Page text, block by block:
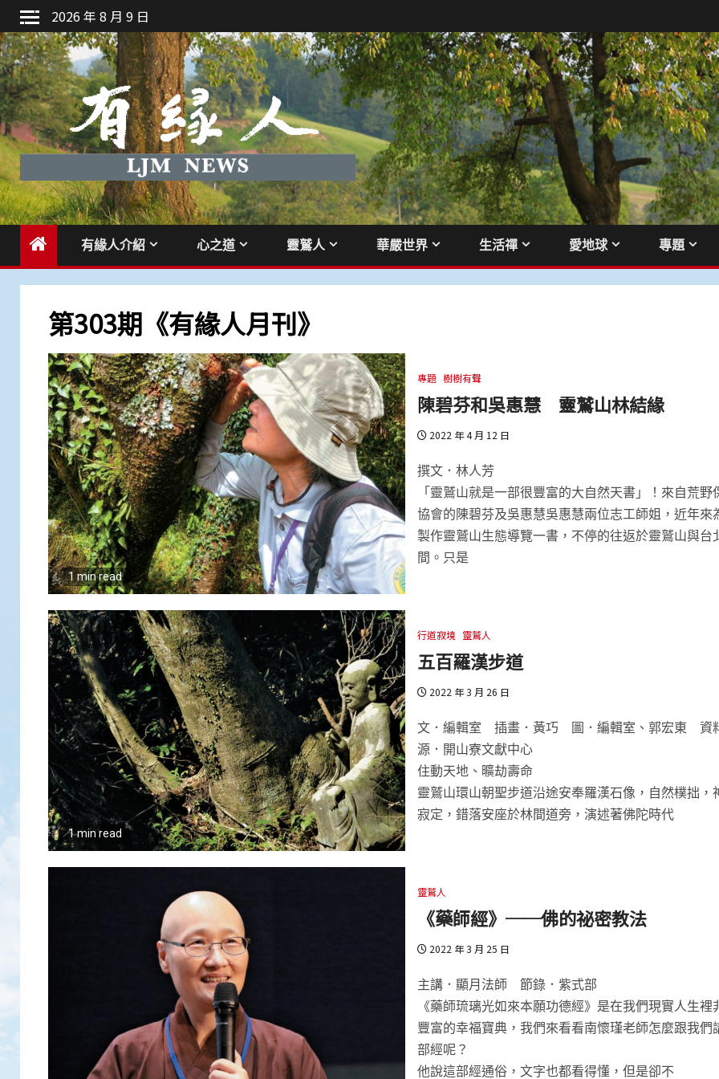
Skip
to
content
2026 年 8 月 9 日
有緣人介紹 心之道 靈鷲人 華嚴世界 生活禪 愛地球 專題
第303期《有緣人月刊》
1 min read
專題 樹樹有聲
陳碧芬和吳惠慧 靈鷲山林結緣
2022 年 4 月 12 日
撰文．林人芳
「靈鷲山就是一部很豐富的大自然天書」！來自荒野
協會的陳碧芬及吳惠慧吳惠慧兩位志工師姐，近年來
製作靈鷲山生態導覽一書，不停的往返於靈鷲山與台
間。只是
1 min read
行道寂境 靈鷲人
五百羅漢步道
2022 年 3 月 26 日
文．編輯室 插畫．黃巧 圖．編輯室、郭宏東 資
源．開山寮文獻中心
住動天地、曠劫壽命
靈鷲山環山朝聖步道沿途安奉羅漢石像，自然樸拙，
寂定，錯落安座於林間道旁，演述著佛陀時代
靈鷲人
《藥師經》──佛的祕密教法
2022 年 3 月 25 日
主講．顯月法師 節錄．紫式部
《藥師琉璃光如來本願功德經》是在我們現實人生裡
豐富的幸福寶典，我們來看看南懷瑾老師怎麼跟我們
部經呢？
他說這部經通俗，文字也都看得懂，但是卻不